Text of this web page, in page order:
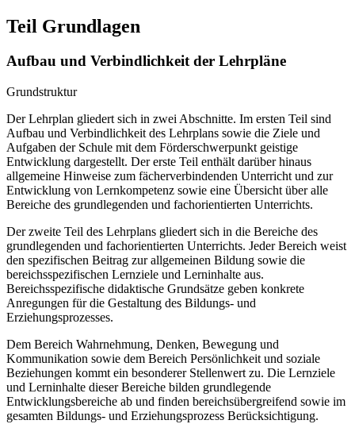
Teil Grundlagen
Aufbau und Verbindlichkeit der Lehrpläne
Grundstruktur
Der Lehrplan gliedert sich in zwei Abschnitte. Im ersten Teil sind
Aufbau und Verbindlichkeit des Lehrplans sowie die Ziele und
Aufgaben der Schule mit dem Förderschwerpunkt geistige
Entwicklung dargestellt. Der erste Teil enthält darüber hinaus
allgemeine Hinweise zum fächerverbindenden Unterricht und zur
Entwicklung von Lernkompetenz sowie eine Übersicht über alle
Bereiche des grundlegenden und fachorientierten Unterrichts.
Der zweite Teil des Lehrplans gliedert sich in die Bereiche des
grundlegenden und fachorientierten Unterrichts. Jeder Bereich weist
den spezifischen Beitrag zur allgemeinen Bildung sowie die
bereichsspezifischen Lernziele und Lerninhalte aus.
Bereichsspezifische didaktische Grundsätze geben konkrete
Anregungen für die Gestaltung des Bildungs- und
Erziehungsprozesses.
Dem Bereich Wahrnehmung, Denken, Bewegung und
Kommunikation sowie dem Bereich Persönlichkeit und soziale
Beziehungen kommt ein besonderer Stellenwert zu. Die Lernziele
und Lerninhalte dieser Bereiche bilden grundlegende
Entwicklungsbereiche ab und finden bereichsübergreifend sowie im
gesamten Bildungs- und Erziehungsprozess Berücksichtigung.